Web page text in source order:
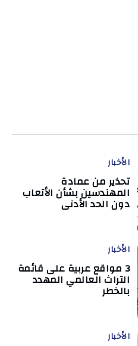
الأخبار
تحذير من عمادة
المهندسين بشأن الأتعاب
دون الحد الأدنى
الأخبار
3 مواقع عربية على قائمة
التراث العالمي المهدد
بالخطر
الأخبار